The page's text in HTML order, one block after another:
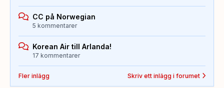
CC på Norwegian
5 kommentarer
Korean Air till Arlanda!
17 kommentarer
Fler inlägg Skriv ett inlägg i forumet